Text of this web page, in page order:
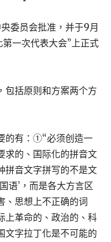
委员会批准，并于9月
一次代表大会”上正式
包括原则和方案两个方
的有：①“必须创造一
求的、国际化的拼音文
音文字拼写的不是文
语’，而是各大方言区
、思想上不正确的词
上革命的、政治的、科
字拉丁化是不可能的